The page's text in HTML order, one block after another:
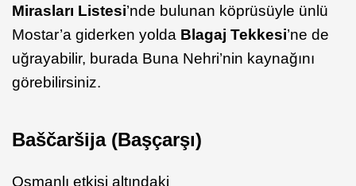
Mirasları Listesi’nde bulunan köprüsüyle ünlü
Mostar’a giderken yolda Blagaj Tekkesi’ne de
uğrayabilir, burada Buna Nehri’nin kaynağını
görebilirsiniz.
Baščaršija (Başçarşı)
Osmanlı etkisi altındaki